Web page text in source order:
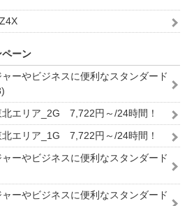
ペーン
ャーやビジネスに便利なスタンダード
北エリア_2G 7,722円～/24時間！
北エリア_1G 7,722円～/24時間！
ャーやビジネスに便利なスタンダード
ャーやビジネスに便利なスタンダード